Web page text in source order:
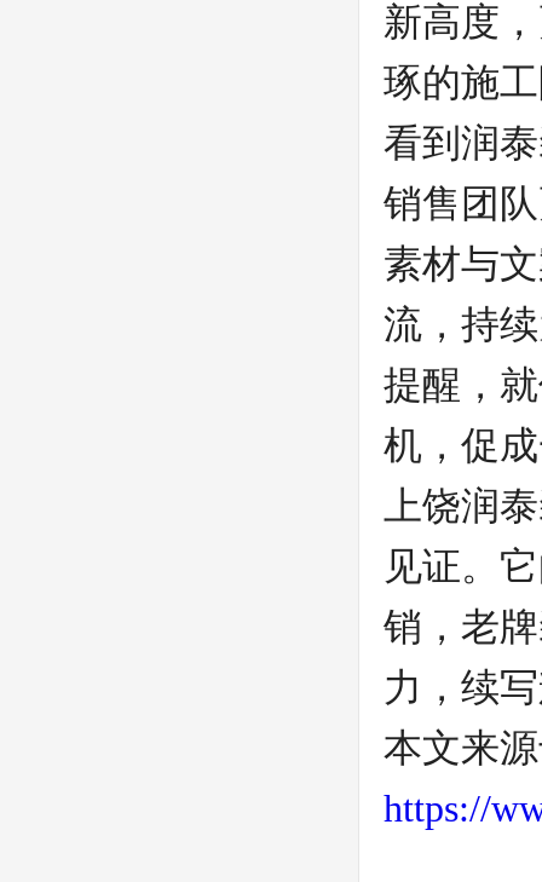
新高度
琢的施
看到润
销售团
素材与
流，持
提醒，
机，促
上饶润
见证。
销，老
力，续
本文来
https://